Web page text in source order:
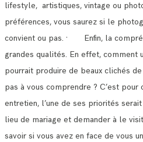
lifestyle, artistiques, vintage ou
préférences, vous saurez si le
convient ou pas. · Enfin, la
grandes qualités. En effet, comment
pourrait produire de beaux clichés de
pas à vous comprendre ? C’est
entretien, l’une de ses priorités
lieu de mariage et demander à le
savoir si vous avez en face de vous un